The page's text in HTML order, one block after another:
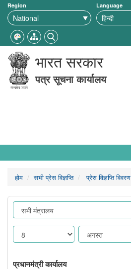
Region Language
भारत सरकार
पत्र सूचना कार्यालय
होम सभी प्रेस विज्ञप्ति प्रेस विज्ञप्ति विवरण
प्रधानमंत्री कार्यालय